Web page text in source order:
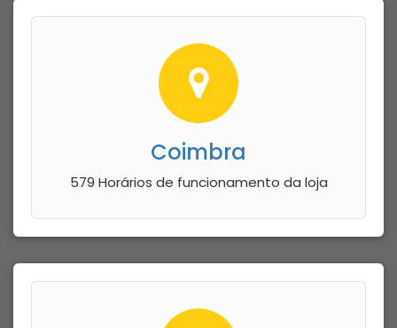
Coimbra
579 Horários de funcionamento da loja